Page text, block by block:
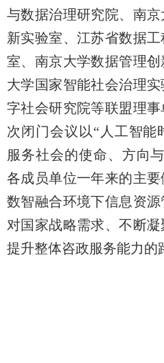
与数据治理研究院、南
新实验室、江苏省数据
室、南京大学数据管理
大学国家智能社会治理
字社会研究院等联盟理
次闭门会议以“人工智能
服务社会的使命、方向
各成员单位一年来的主
数智融合环境下信息资
对国家战略需求、不断凝
提升整体咨政服务能力的